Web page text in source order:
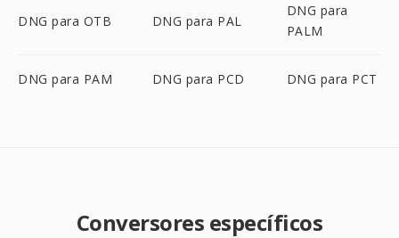
DNG para OTB DNG para PAL
DNG para
PALM
DNG para PAM DNG para PCD DNG para PCT
Conversores específicos